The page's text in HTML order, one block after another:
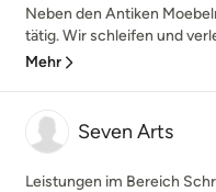
Neben den Antiken
tätig. Wir schleifen und
Mehr
Seven Arts
Leistungen im Bereich